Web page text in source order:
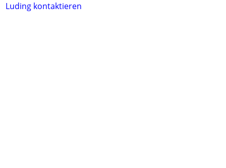
Luding kontaktieren